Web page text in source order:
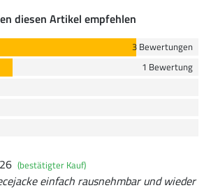
diesen Artikel empfehlen
3 Bewertungen
1 Bewertung
(bestätigter Kauf)
einfach rausnehmbar und wieder